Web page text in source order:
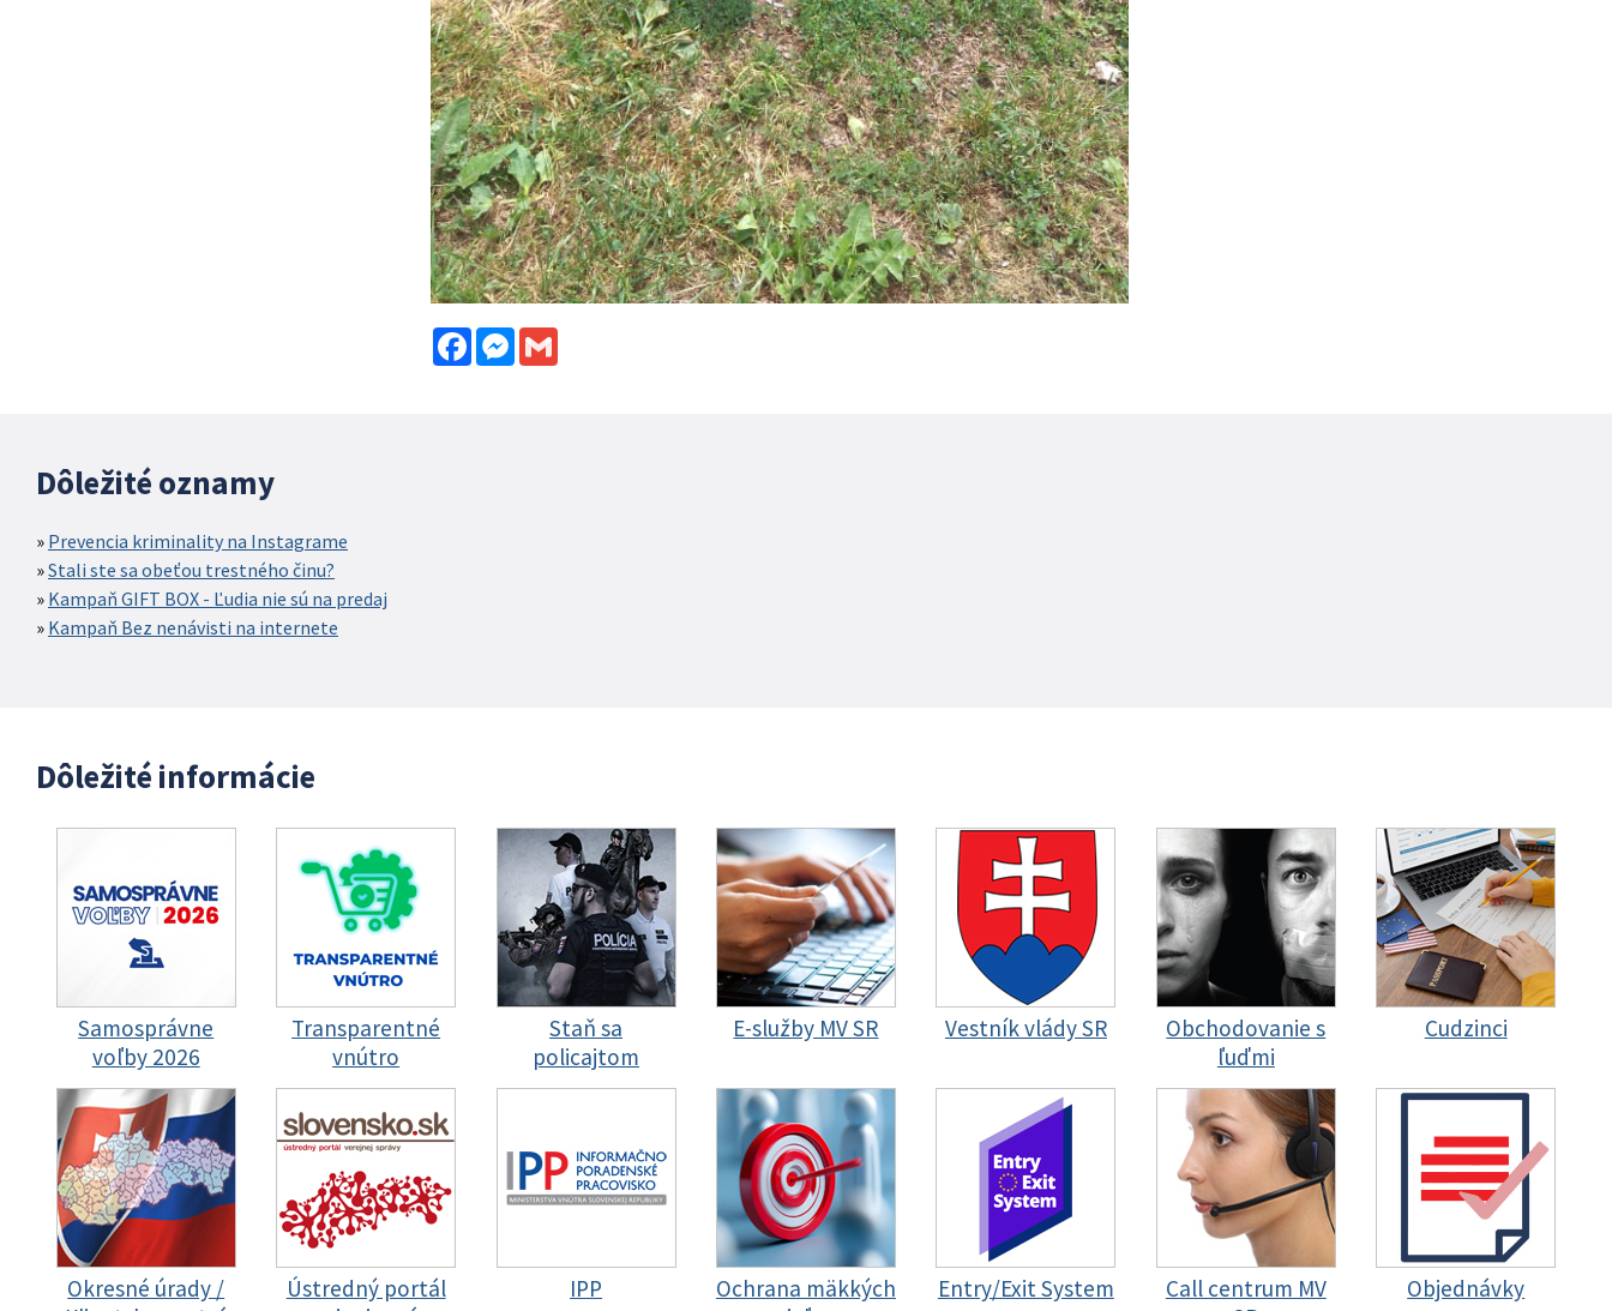
FacebookMessenger
Gmail
Dôležité oznamy
Prevencia kriminality na Instagrame
Stali ste sa obeťou trestného činu?
Kampaň GIFT BOX - Ľudia nie sú na predaj
Kampaň Bez nenávisti na internete
Dôležité informácie
Samosprávne
voľby 2026
Transparentné
vnútro
Staň sa
policajtom
E-služby MV SR Vestník vlády SR
Obchodovanie s
ľuďmi
Cudzinci
Okresné úrady /
Ústredný portál
IPP
Ochrana mäkkých
Entry/Exit System
Call centrum MV
Objednávky